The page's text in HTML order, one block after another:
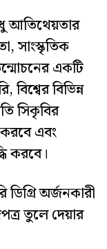
আতিথেয়তার
সাংস্কৃতিক
একটি
বিভিন্ন
সিকৃবির
এবং
করবে।
অর্জনকারী
তুলে দেয়ার